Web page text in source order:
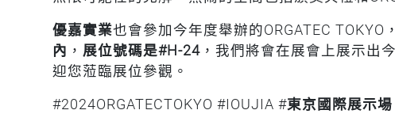
優嘉實業也會參加今年度舉辦的ORGATEC TOKYO
內 ， 展位號碼是#H-24 ，我們將會在展會上展示出
迎您蒞臨展位參觀。
#2024ORGATECTOKYO #IOUJIA #東京國際展示場